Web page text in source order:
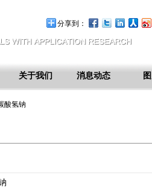
分享到：
关于我们 消息动态
酸氢钠